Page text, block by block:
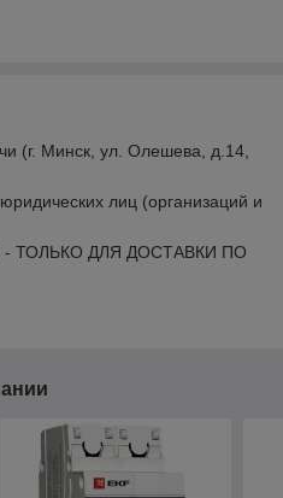
(г. Минск, ул. Олешева, д.14,
лиц (организаций и
- ТОЛЬКО ДЛЯ ДОСТАВКИ ПО